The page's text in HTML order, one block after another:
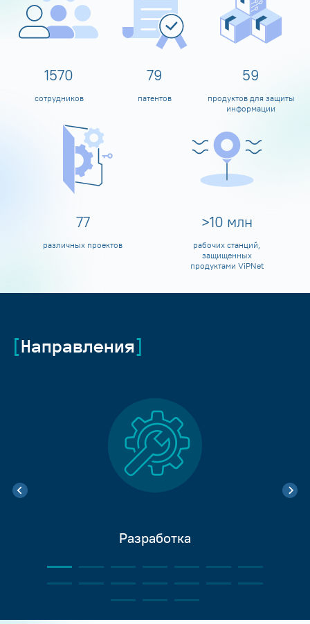
1600
сотрудников
80
патентов
60
продуктов для защиты
информации
80
различных проектов
>10 млн
рабочих станций,
защищенных
продуктами ViPNet
Направления
Разработка